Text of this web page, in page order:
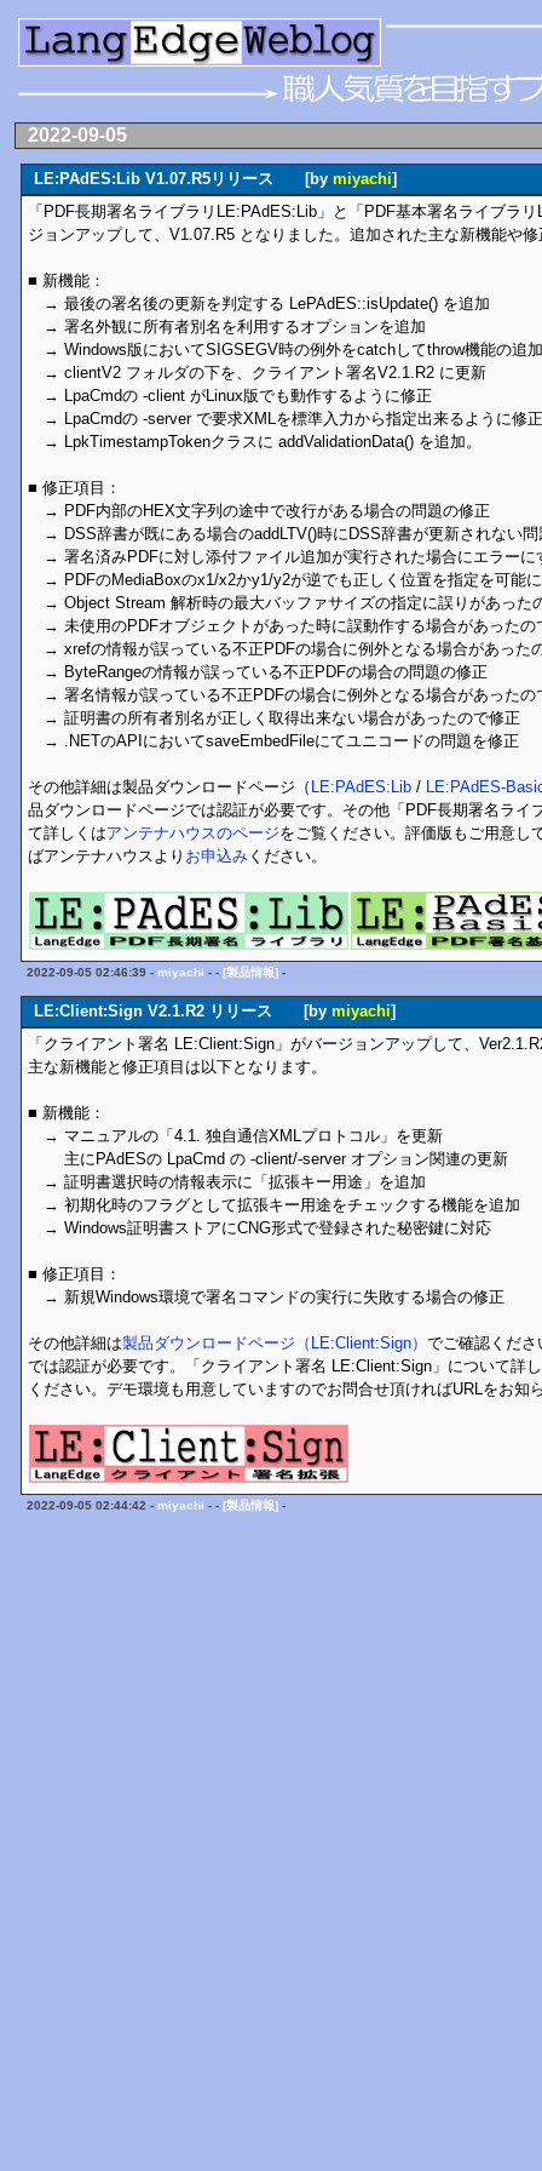
2022-09-05
LE:PAdES:Lib V1.07.R5リリース [by miyachi]
「PDF長期署名ライブラリLE:PAdES:Lib」と「PDF基本署名ライブラ
ジョンアップして、V1.07.R5 となりました。追加された主な新機能や
■ 新機能：
→ 最後の署名後の更新を判定する LePAdES::isUpdate() を追加
→ 署名外観に所有者別名を利用するオプションを追加
→ Windows版においてSIGSEGV時の例外をcatchしてthrow機能の追加
→ clientV2 フォルダの下を、クライアント署名V2.1.R2 に更新
→ LpaCmdの -client がLinux版でも動作するように修正
→ LpaCmdの -server で要求XMLを標準入力から指定出来るように修正
→ LpkTimestampTokenクラスに addValidationData() を追加。
■ 修正項目：
→ PDF内部のHEX文字列の途中で改行がある場合の問題の修正
→ DSS辞書が既にある場合のaddLTV()時にDSS辞書が更新されない問
→ 署名済みPDFに対し添付ファイル追加が実行された場合にエラーに
→ PDFのMediaBoxのx1/x2かy1/y2が逆でも正しく位置を指定を可能
→ Object Stream 解析時の最大バッファサイズの指定に誤りがあった
→ 未使用のPDFオブジェクトがあった時に誤動作する場合があったの
→ xrefの情報が誤っている不正PDFの場合に例外となる場合があった
→ ByteRangeの情報が誤っている不正PDFの場合の問題の修正
→ 署名情報が誤っている不正PDFの場合に例外となる場合があったの
→ 証明書の所有者別名が正しく取得出来ない場合があったので修正
→ .NETのAPIにおいてsaveEmbedFileにてユニコードの問題を修正
その他詳細は製品ダウンロードページ（ LE:PAdES:Lib / LE:PAdES-
品ダウンロードページでは認証が必要です。その他「PDF長期署名ライ
て詳しくはアンテナハウスのページをご覧ください。評価版もご用意し
ばアンテナハウスより お申込み ください。
2022-09-05 02:46:39 - miyachi - - [製品情報] -
LE:Client:Sign V2.1.R2 リリース [by miyachi]
「クライアント署名 LE:Client:Sign」がバージョンアップして、
主な新機能と修正項目は以下となります。
■ 新機能：
→ マニュアルの「4.1. 独自通信XMLプロトコル」を更新
主にPAdESの LpaCmd の -client/-server オプション関連の更新
→ 証明書選択時の情報表示に「拡張キー用途」を追加
→ 初期化時のフラグとして拡張キー用途をチェックする機能を追加
→ Windows証明書ストアにCNG形式で登録された秘密鍵に対応
■ 修正項目：
→ 新規Windows環境で署名コマンドの実行に失敗する場合の修正
その他詳細は製品ダウンロードページ（LE:Client:Sign） でご確認くだ
では認証が必要です。「クライアント署名 LE:Client:Sign」について詳
ください。デモ環境も用意していますのでお問合せ頂ければURLをお知
2022-09-05 02:44:42 - miyachi - - [製品情報] -